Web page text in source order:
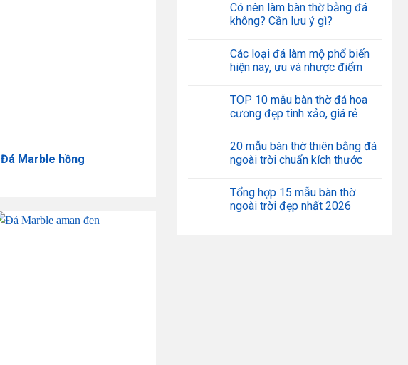
Có nên làm bàn thờ bằng đá
không? Cần lưu ý gì?
Các loại đá làm mộ phổ biến
hiện nay, ưu và nhược điểm
TOP 10 mẫu bàn thờ đá hoa
cương đẹp tinh xảo, giá rẻ
20 mẫu bàn thờ thiên bằng đá
ngoài trời chuẩn kích thước
Tổng hợp 15 mẫu bàn thờ
ngoài trời đẹp nhất 2026
Đá Marble hồng